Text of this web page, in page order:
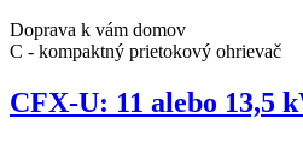
Doprava k vám domov
C - kompaktný prietokový ohrievač
CFX-U: 11 alebo 13,5